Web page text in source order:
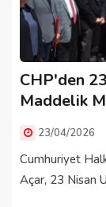
CHP'den
Maddelik
23/04/2026
Cumhuriyet
Açar, 23 Nisan